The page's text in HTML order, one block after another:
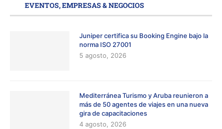
EVENTOS, EMPRESAS & NEGOCIOS
Juniper certifica su Booking Engine bajo la
norma ISO 27001
5 agosto, 2026
Mediterránea Turismo y Aruba reunieron a
más de 50 agentes de viajes en una nueva
gira de capacitaciones
4 agosto, 2026